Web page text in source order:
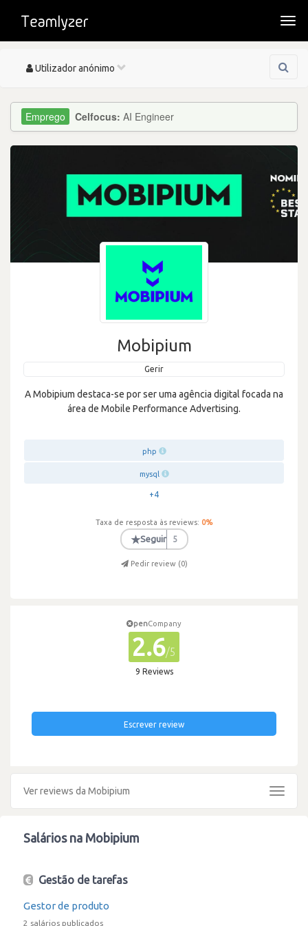
Toggle
Utilizador anónimo
Celfocus: AI Engineer
Mobipium
Gerir
A Mobipium destaca-se por ser uma agência digital focada na
área de Mobile Performance Advertising.
php
mysql
+4
Taxa de resposta às reviews: 0%
★Seguir 5
Pedir review (0)
penCompany
2.6/5
9 Reviews
Escrever review
Ver reviews da Mobipium
Toggle
Salários na Mobipium
Gestão de tarefas
Gestor de produto
2 salários publicados